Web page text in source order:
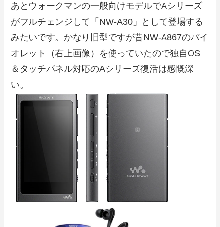
あとウォークマンの一般向けモデルでAシリーズ
がフルチェンジして「NW-A30」として登場する
みたいです。かなり旧型ですが昔NW-A867のバイ
オレット（右上画像）を使っていたので独自OS
＆タッチパネル対応のAシリーズ復活は感慨深
い。